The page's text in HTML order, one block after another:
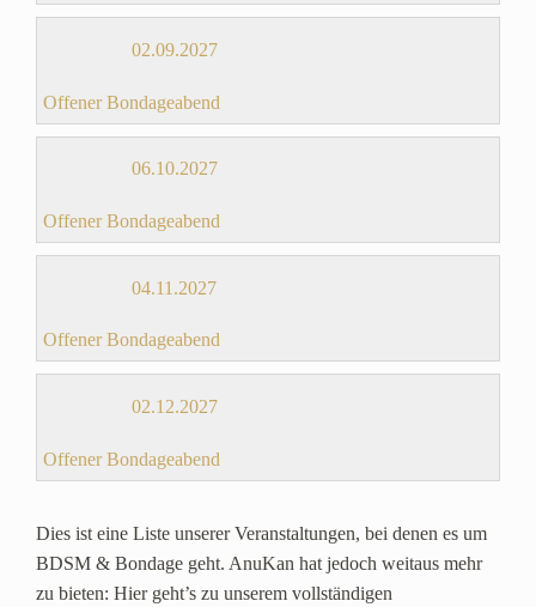
02.09.2027
Offener Bondageabend
06.10.2027
Offener Bondageabend
04.11.2027
Offener Bondageabend
02.12.2027
Offener Bondageabend
Dies ist eine Liste unserer Veranstaltungen, bei denen es um
BDSM & Bondage geht. AnuKan hat jedoch weitaus mehr
zu bieten: Hier geht’s zu unserem vollständigen